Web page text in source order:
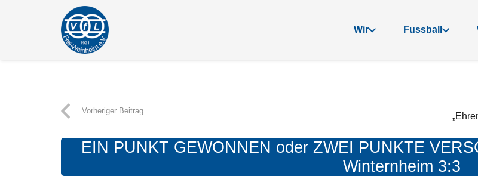
Wir Fussball
Vorheriger Beitrag
EIN PUNKT GEWONNEN oder ZWEI PUNKTE
Winternheim 3:3